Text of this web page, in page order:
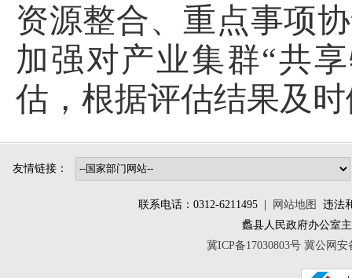
资源整合、重点事项
加强对产业集群“共
估，根据评估结果及
友情链接：
联系电话：0312-6211495 | 网站地图
违法
蠡县人民政府办公
冀ICP备17030803号 冀公网安